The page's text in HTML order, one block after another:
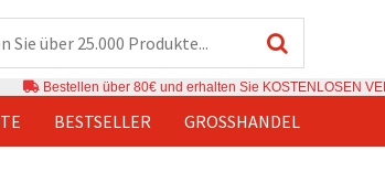
Bestellen über 80€ und erhalten Sie KOSTENLOSEN
BESTSELLER GROSSHANDEL